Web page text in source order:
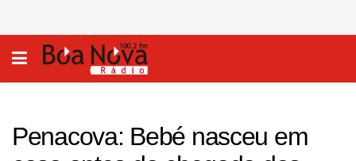
Penacova: Bebé nasceu em